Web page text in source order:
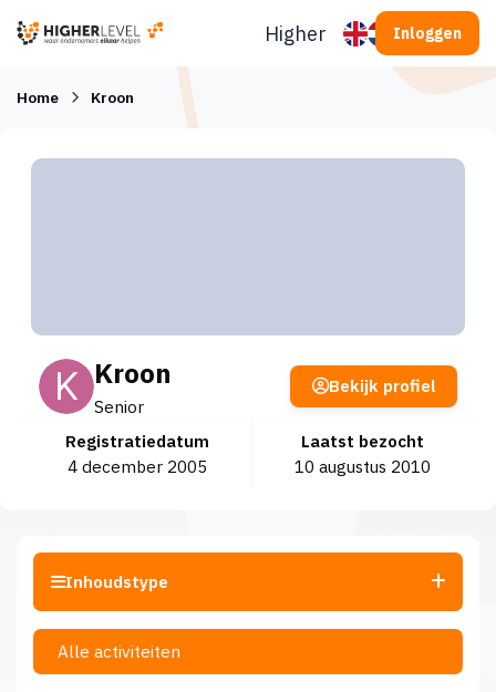
Higherlevel Inloggen
Home Kroon
Kroon
Senior
Registratiedatum
4 december 2005
Laatst bezocht
10 augustus 2010
Bekijk profiel
Inhoudstype
Alle activiteiten